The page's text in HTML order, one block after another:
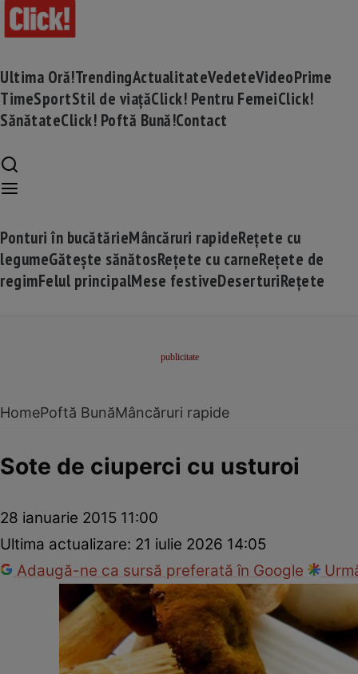
Ultima Oră!TrendingActualitateVedeteVideoPrime
TimeSportStil de viațăClick! Pentru FemeiClick!
SănătateClick! Poftă Bună!Contact
Ponturi în bucătărieMâncăruri rapideRețete cu
legumeGătește sănătosRețete cu carneRețete de
regimFelul principalMese festiveDeserturiRețete
HomePoftă BunăMâncăruri rapide
Sote de ciuperci cu usturoi
28 ianuarie 2015 11:00
Ultima actualizare: 21 iulie 2026 14:05
Adaugă-ne ca sursă preferată în Google